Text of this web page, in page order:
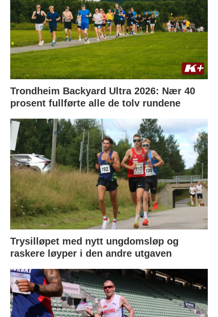
Trondheim Backyard Ultra 2026: Nær 40
prosent fullførte alle de tolv rundene
Trysilløpet med nytt ungdomsløp og
raskere løyper i den andre utgaven